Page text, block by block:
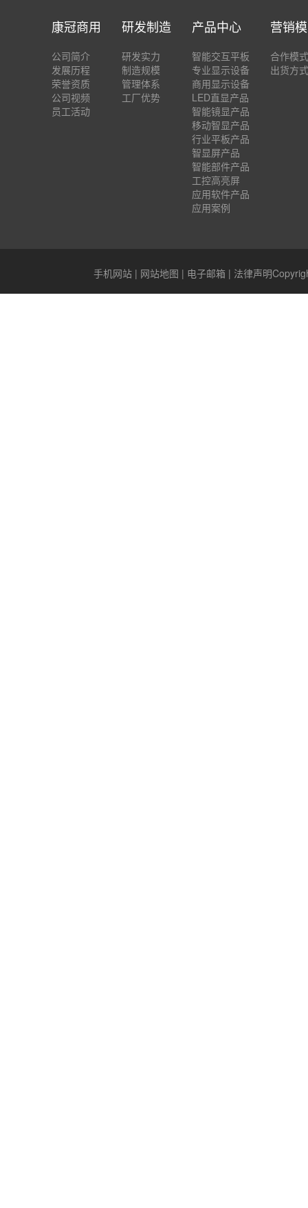
康冠商用
公司简介
发展历程
荣誉资质
公司视频
员工活动
研发制造
研发实力
制造规模
管理体系
工厂优势
产品中心
智能交互平板
专业显示设备
商用显示设备
LED直显产品
智能镜显产品
移动智显产品
行业平板产品
智显屏产品
智能部件产品
工控高亮屏
应用软件产品
应用案例
营销
合作模式
出货方式
手机网站| 网站地图 | 电子邮箱| 法律声明